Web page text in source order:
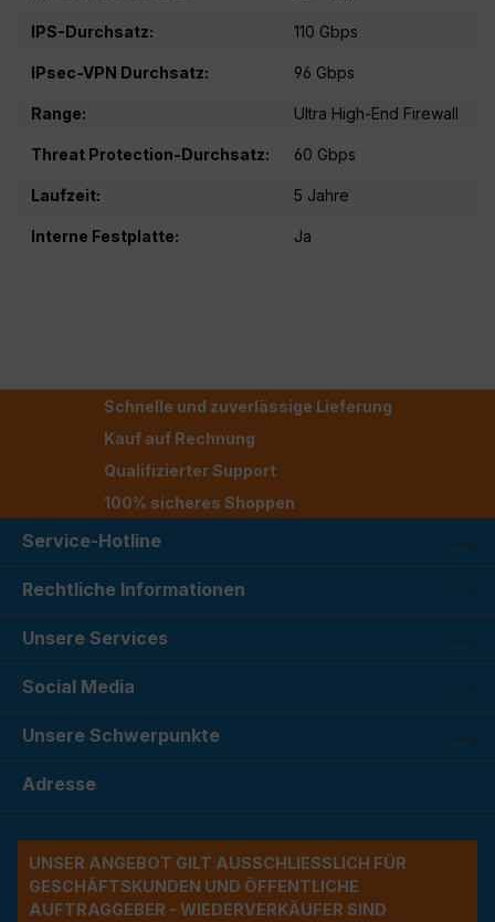
IPS-Durchsatz: 110 Gbps
IPsec-VPN Durchsatz: 96 Gbps
Range: Ultra High-End Firewall
Threat Protection-Durchsatz: 60 Gbps
Laufzeit: 5 Jahre
Interne Festplatte: Ja
Schnelle und zuverlässige Lieferung
Kauf auf Rechnung
Qualifizierter Support
100% sicheres Shoppen
Service-Hotline
Rechtliche Informationen
Unsere Services
Social Media
Unsere Schwerpunkte
Adresse
UNSER ANGEBOT GILT AUSSCHLIESSLICH FÜR G
ESCHÄFTSKUNDEN UND ÖFFENTLICHE A
UFTRAGGEBER - WIEDERVERKÄUFER SIND A